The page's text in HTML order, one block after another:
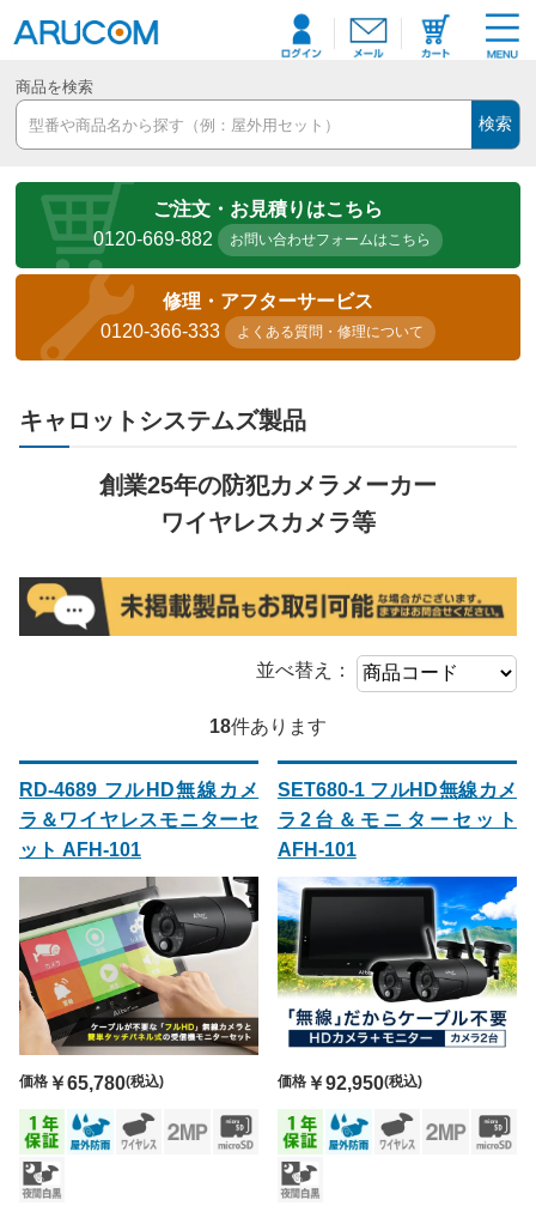
商品を検索
検索
ご注文・お見積りはこちら
0120-669-882
お問い合わせフォームはこちら
修理・アフターサービス
0120-366-333
よくある質問・修理について
キャロットシステムズ製品
創業25年の防犯カメラメーカー
ワイヤレスカメラ等
並べ替え：
18件あります
RD-4689 フルHD無線カメ
ラ＆ワイヤレスモニターセ
ット AFH-101
価格 ￥65,780(税込)
SET680-1 フルHD無線カメ
ラ2台＆モニターセット
AFH-101
価格￥92,950(税込)